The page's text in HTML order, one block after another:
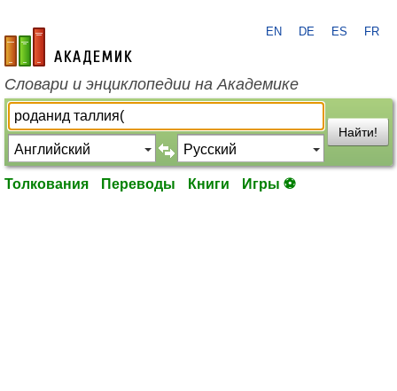
academic.ru
EN DE ES FR
Словари и энциклопедии на Академике
Найти!
Толкования Переводы Книги Игры ⚽